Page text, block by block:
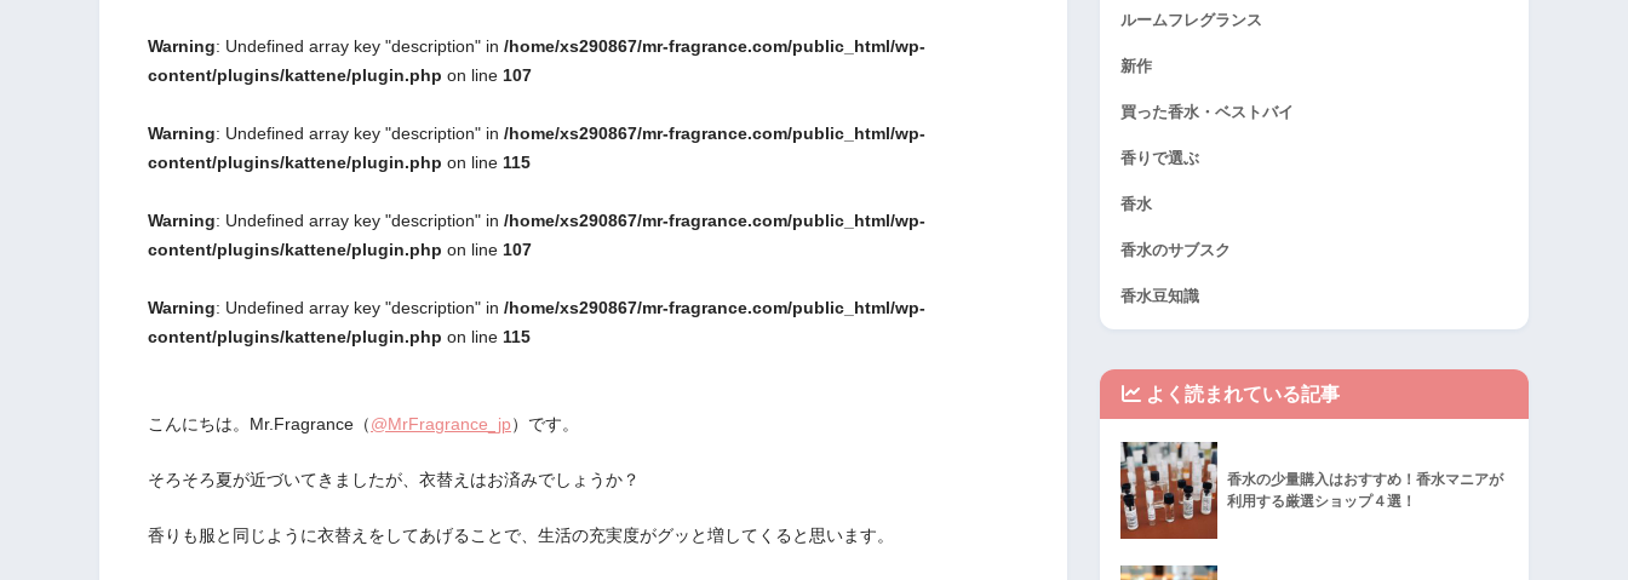
Warning: Undefined array key "description" in /home/xs290867/mr-fragrance.com/public_html/wp-
content/plugins/kattene/plugin.php on line 107
Warning: Undefined array key "description" in /home/xs290867/mr-fragrance.com/public_html/wp-
content/plugins/kattene/plugin.php on line 115
Warning: Undefined array key "description" in /home/xs290867/mr-fragrance.com/public_html/wp-
content/plugins/kattene/plugin.php on line 107
Warning: Undefined array key "description" in /home/xs290867/mr-fragrance.com/public_html/wp-
content/plugins/kattene/plugin.php on line 115
こんにちは。Mr.Fragrance（ @MrFragrance_jp ）です。
そろそろ夏が近づいてきましたが、衣替えはお済みでしょうか？
香りも服と同じように衣替えをしてあげることで、生活の充実度がグッと増してくると思います。
ルームフレグランス
新作
買った香水・ベストバイ
香りで選ぶ
香水
香水のサブスク
香水豆知識
よく読まれている記事
香水の少量購入はおすすめ！香水マニアが
利用する厳選ショップ４選！